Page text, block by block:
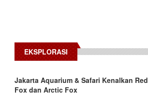
EKSPLORASI
Jakarta Aquarium & Safari Kenalkan Red
Fox dan Arctic Fox